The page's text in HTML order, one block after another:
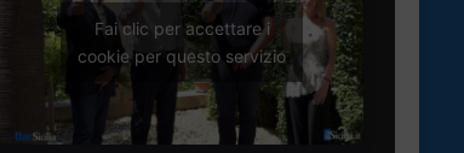
Fai clic per accettare i
cookie per questo servizio